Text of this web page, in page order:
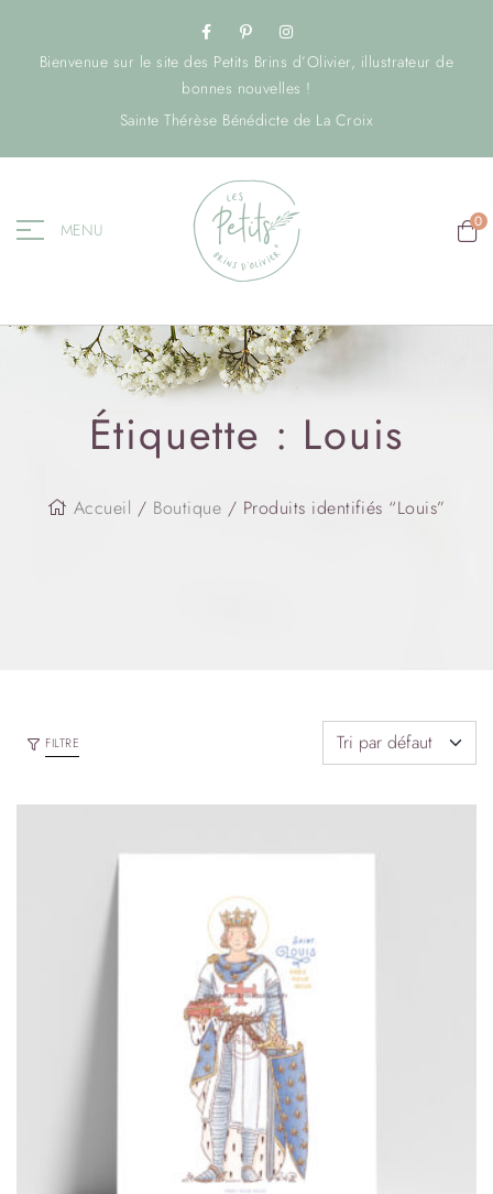
Bienvenue sur le site des Petits Brins d’Olivier, illustrateur de
bonnes nouvelles !
Sainte Thérèse Bénédicte de La Croix
MENU 0
Étiquette : Louis
Accueil / Boutique / Produits identifiés “Louis”
FILTRE